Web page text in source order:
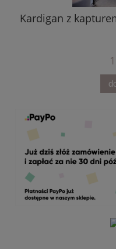
Kardigan z